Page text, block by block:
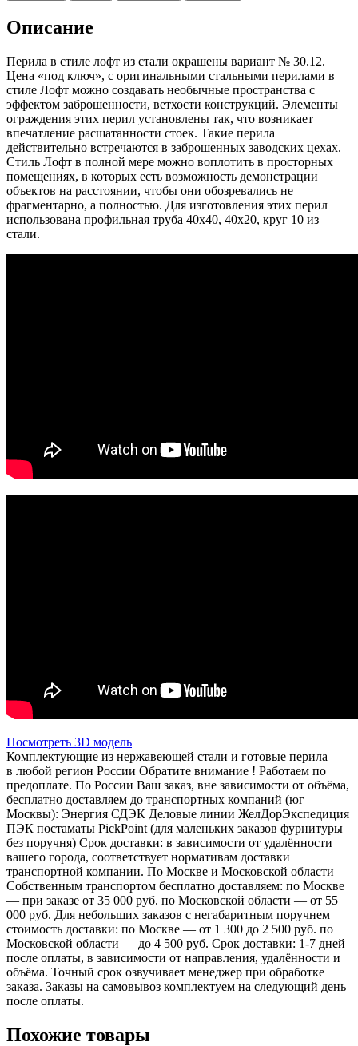
Описание
Перила в стиле лофт из стали окрашены вариант № 30.12.
Цена «под ключ», с оригинальными стальными перилами в
стиле Лофт можно создавать необычные пространства с
эффектом заброшенности, ветхости конструкций. Элементы
ограждения этих перил установлены так, что возникает
впечатление расшатанности стоек. Такие перила
действительно встречаются в заброшенных заводских цехах.
Стиль Лофт в полной мере можно воплотить в просторных
помещениях, в которых есть возможность демонстрации
объектов на расстоянии, чтобы они обозревались не
фрагментарно, а полностью. Для изготовления этих перил
использована профильная труба 40х40, 40х20, круг 10 из
стали.
Посмотреть 3D модель
Комплектующие из нержавеющей стали и готовые перила —
в любой регион России Обратите внимание ! Работаем по
предоплате. По России Ваш заказ, вне зависимости от объёма,
бесплатно доставляем до транспортных компаний (юг
Москвы): Энергия СДЭК Деловые линии ЖелДорЭкспедиция
ПЭК постаматы PickPoint (для маленьких заказов фурнитуры
без поручня) Срок доставки: в зависимости от удалённости
вашего города, соответствует нормативам доставки
транспортной компании. По Москве и Московской области
Собственным транспортом бесплатно доставляем: по Москве
— при заказе от 35 000 руб. по Московской области — от 55
000 руб. Для небольших заказов с негабаритным поручнем
стоимость доставки: по Москве — от 1 300 до 2 500 руб. по
Московской области — до 4 500 руб. Срок доставки: 1-7 дней
после оплаты, в зависимости от направления, удалённости и
объёма. Точный срок озвучивает менеджер при обработке
заказа. Заказы на самовывоз комплектуем на следующий день
после оплаты.
Похожие товары